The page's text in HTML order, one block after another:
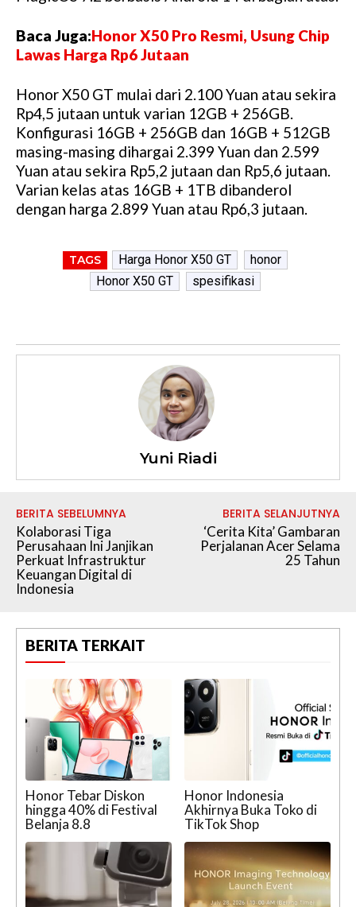
Baca Juga:Honor X50 Pro Resmi, Usung Chip
Lawas Harga Rp6 Jutaan
Honor X50 GT mulai dari 2.100 Yuan atau sekira
Rp4,5 jutaan untuk varian 12GB + 256GB.
Konfigurasi 16GB + 256GB dan 16GB + 512GB
masing-masing dihargai 2.399 Yuan dan 2.599
Yuan atau sekira Rp5,2 jutaan dan Rp5,6 jutaan.
Varian kelas atas 16GB + 1TB dibanderol
dengan harga 2.899 Yuan atau Rp6,3 jutaan.
TAGS Harga Honor X50 GT
honor
Honor X50 GT
spesifikasi
Yuni Riadi
BERITA SEBELUMNYA
Kolaborasi Tiga
Perusahaan Ini Janjikan
Perkuat Infrastruktur
Keuangan Digital di
Indonesia
BERITA SELANJUTNYA
‘Cerita Kita’ Gambaran
Perjalanan Acer Selama
25 Tahun
BERITA TERKAIT
Honor Tebar Diskon
hingga 40% di Festival
Belanja 8.8
Honor Indonesia
Akhirnya Buka Toko di
TikTok Shop